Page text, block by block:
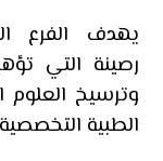
يهدف الفرع
رصينة التي
وترسيخ العلوم
الطبية